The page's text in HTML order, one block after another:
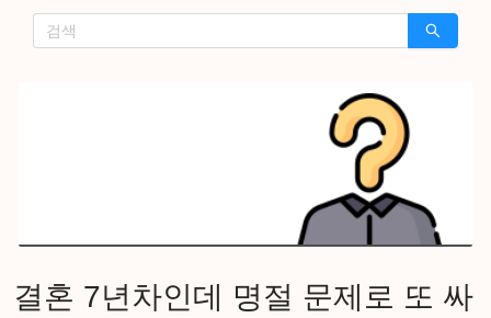
결혼 7년차인데 명절 문제로 또 싸